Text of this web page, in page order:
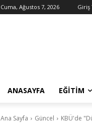
Cuma, Ağustos 7, 2026 Giriş
ANASAYFA EĞITIM
Ana Sayfa Güncel KBÜ'de